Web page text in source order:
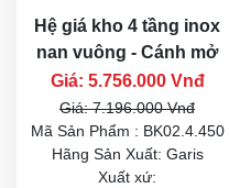
Hệ giá kho 4 tầng inox
nan vuông - Cánh mở
Giá: 5.756.000 Vnđ
Giá: 7.196.000 Vnđ
Mã Sản Phẩm : BK02.4.450
Hãng Sản Xuất: Garis
Xuất xứ: